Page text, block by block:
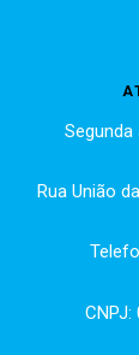
Segunda
Rua União
CNPJ: